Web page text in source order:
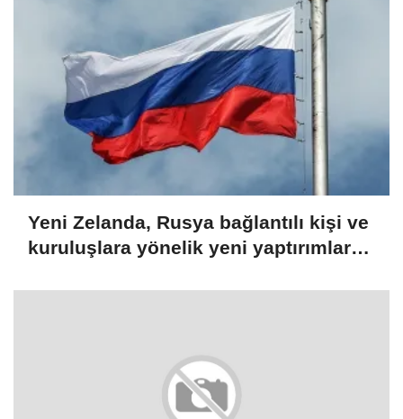
Yeni Zelanda, Rusya bağlantılı kişi ve
kuruluşlara yönelik yeni yaptırımlar